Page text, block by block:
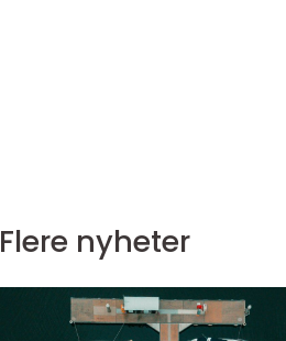
Flere nyheter